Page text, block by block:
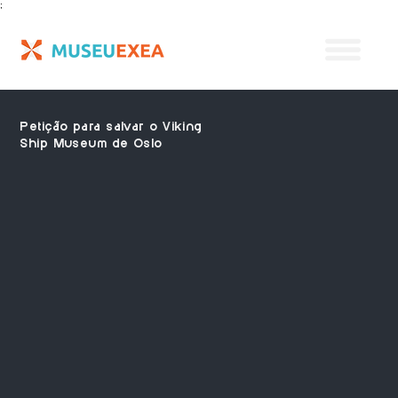
;
Petição para salvar o Viking
Ship Museum de Oslo